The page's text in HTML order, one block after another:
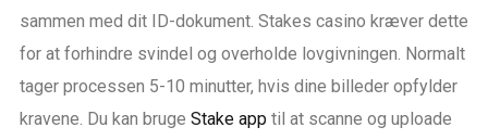
sammen med dit ID-dokument. Stakes casino kræver dette
for at forhindre svindel og overholde lovgivningen. Normalt
tager processen 5-10 minutter, hvis dine billeder opfylder
kravene. Du kan bruge Stake app til at scanne og uploade